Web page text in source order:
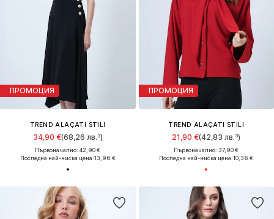
ПРОМОЦИЯ
TREND ALAÇATI STILI
34,90 €(68,26 лв.³)
Първоначално: 42,90 €
Последна най-ниска цена:13,96 €
ПРОМОЦИЯ
TREND ALAÇATI STILI
21,90 €(42,83 лв.³)
Първоначално: 37,90 €
Последна най-ниска цена:10,36 €